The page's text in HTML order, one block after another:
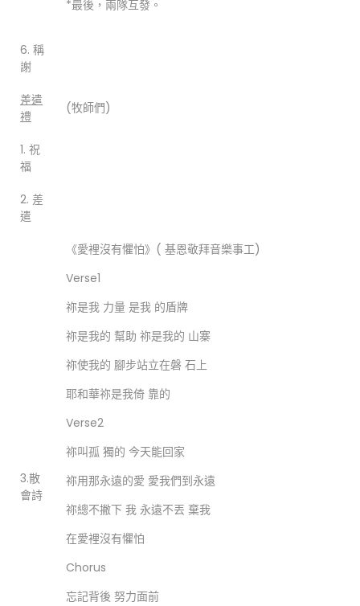
*最後，兩隊互發。
6. 稱
謝
差遣
禮
(牧師們)
1. 祝
福
2. 差
遣
3.散
會詩
《愛裡沒有懼怕》( 基恩敬拜音樂事工)
Verse1
祢是我 力量 是我 的盾牌
祢是我的 幫助 祢是我的 山寨
祢使我的 腳步站立在磐 石上
耶和華祢是我倚 靠的
Verse2
祢叫孤 獨的 今天能回家
祢用那永遠的愛 愛我們到永遠
祢總不撇下 我 永遠不丟 棄我
在愛裡沒有懼怕
Chorus
忘記背後 努力面前